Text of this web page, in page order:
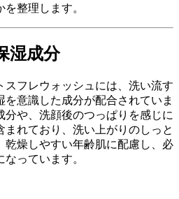
整理します。
湿成分
スフレウォッシュには、洗い流す
意識した成分が配合されていま
や、洗顔後のつっぱりを感じに
まれており、洗い上がりのしっと
乾燥しやすい年齢肌に配慮し、必
っています。